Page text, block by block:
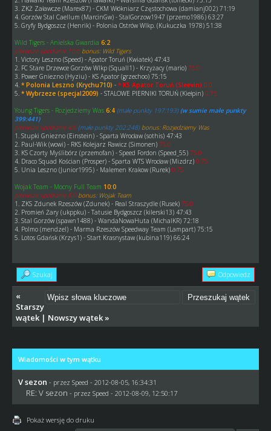
3. ZKŻ Załawcze (Marex87) - CKM Włókniarz Częstochowa (damianj002) 71:19
4. Gorzów Stal Caellum (MarcinGw) - StalGorzow1947 (przemo1986) 63:27
5. Gryfy Bydgoszcz (Henrik) - Polonia Ostrów Wlkp. (Kukuczka 1978) 51:38
Wild Tigers - Anielska Gwardia 6:2
pierwsze spotkanie 10:0 bonus: Wild Tigers
1. Victory Leszno (Speed) - Apator Toruń (Kwiatek) 47:43
2. FC Stare Drzewce Gorzów Wlkp (Squall1) - Krzyżacy (mario) 75:0
3. Power Gniezno (Hyziu) - KS Apator (grzechoo) 75:15
4. * Polonia Leszno (Krychu710) - * KS Apator Toruń (Sleevin) 0:0
5. * Wybrzeze (specjal2009) - STALOWE PIERNIKI TORUŃ (Kiełpin) 0:75
Young Tigers - Rozjedziemy Was 6:4 (małe punkty 197:193) (w sumie małe punkty
399:441)
pierwsze spotkanie 4:6 (małe punkty 202:248) bonus: Rozjedziemy Was
1. Stupki Gniezno (Einstein) - Sparta Wrocław (sothis) 47:43
2. Paul-Wik (wowi) - RKS Kolejarz Rawicz (Simonen) 75:0
3. KS Czorty Myślibórz (przemofan) - Speed Fordon (Speed_55) 75:0
4. Draco Squad Kościan (Prosper) - Sparta WTS Wrocław (Mizdrz) 0:75
5. Unia Leszno (Junior1995) - Malemen Krakow (Rurek) 0:75
Wojak Team - Mocny Full Team 10:0
pierwsze spotkanie 8:0 bonus: Wojak Team
1. ZKS Zdunek Rzeszów (Zdunek) - Real Straszydle (Rusek) 75:0
2. Promień Żary (ukppku) - Tatusie Bydgoszcz (kilerski13) 47:43
3. Stal Gorzów (spawn1488) - WandaNowaHuta (MichalKR) 72:18
4. Polmo (mendzel) - Marma Rzeszów Speedway Team (Lampart) 75:15
5. Lotos Gdańsk (Krzys1) - Start Krasnystaw (kubina119) 66:24
Szukaj Odpowiedz
«
Starszy
wątek| Nowszy wątek»
Wiadomości w tym wątku
V sezon - przez Speed - 2012-08-05, 16:34:31
RE: V sezon - przez Speed - 2012-08-09, 12:50:17
Pokaż wersję do druku